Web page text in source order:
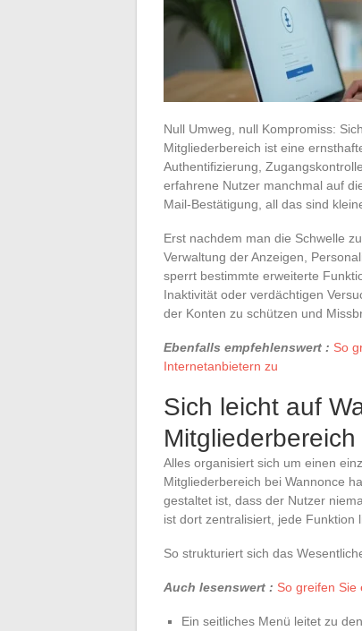
Null Umweg, null Kompromiss:
Mitgliederbereich ist eine
Authentifizierung,
erfahrene Nutzer manchmal auf
Mail-Bestätigung, all das sind
Erst nachdem man die Schwelle
Verwaltung der Anzeigen,
sperrt bestimmte erweiterte
Inaktivität oder verdächtigen
der Konten zu schützen und
Ebenfalls empfehlenswert : So
Internetanbietern zu
Sich leicht auf
Alles organisiert sich um einen
Mitgliederbereich bei Wannonce
gestaltet ist, dass der Nutzer
ist dort zentralisiert, jede Funktion
So strukturiert sich das
Auch lesenswert : So greifen Sie
Ein seitliches Menü leitet zu